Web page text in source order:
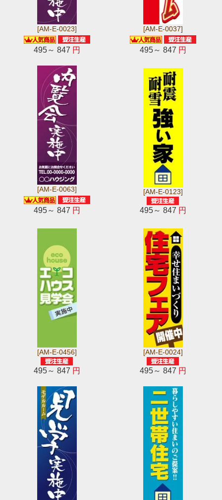
[AM-E-0023]
495～ 847 円
[AM-E-0037]
495～ 847 円
[AM-E-0063]
495～ 847 円
[AM-E-0123]
495～ 847 円
[AM-E-0456]
495～ 847 円
[AM-E-0024]
495～ 847 円